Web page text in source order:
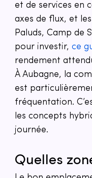
et de services en
axes de flux, et
Paluds, Camp de
pour investir, ce
rendement
À Aubagne, la
est
fréquentation.
les concepts
journée.
Quelles